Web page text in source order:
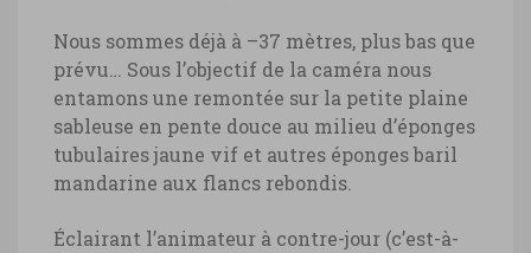
Nous sommes déjà à –37 mètres, plus bas que
prévu… Sous l’objectif de la caméra nous
entamons une remontée sur la petite plaine
sableuse en pente douce au milieu d’éponges
tubulaires jaune vif et autres éponges baril
mandarine aux flancs rebondis.
Éclairant l’animateur à contre-jour (c’est-à-